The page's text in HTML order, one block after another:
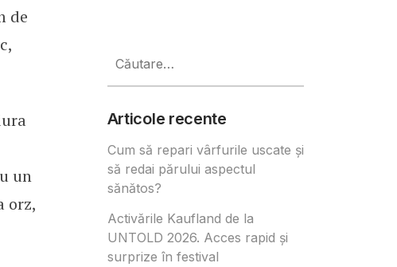
de
un
orz,
după:
Articole recente
Cum să repari vârfurile uscate și
să redai părului aspectul
sănătos?
Activările Kaufland de la
UNTOLD 2026. Acces rapid și
surprize în festival